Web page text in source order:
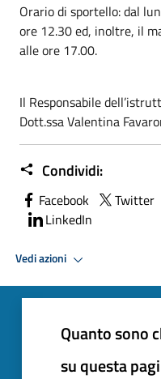
Orario di sportello: dal
ore 12.30 ed, inoltre, il
alle ore 17.00.
Il Responsabile
Dott.ssa Valentina
Condividi:
Facebook Twitter
LinkedIn
Vedi azioni
Quanto sono
su questa